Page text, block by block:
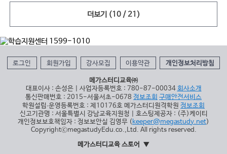
더보기 (10 / 21)
로그인 회원가입 강사모집 이용약관 개인정보처리방침
메가스터디교육㈜
대표이사 : 손성은 | 사업자등록번호 : 780-87-00034 회사소개
통신판매번호 : 2015-서울서초-0678 정보조회 구매안전서비스
학원설립∙운영등록번호 : 제10176호 메가스터디원격학원 정보조회
신고기관명 : 서울특별시 강남교육지원청 | 호스팅제공자 : (주)케이티
개인정보보호책임자 : 정보보안실 김영무 ( keeper@megastudy.net)
CopyrightⓒmegastudyEdu.co.,Ltd. All rights reserved.
메가스터디교육 스토어